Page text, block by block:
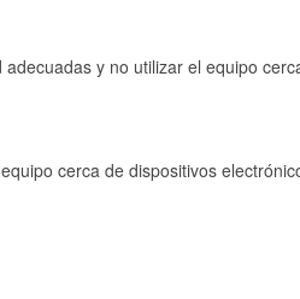
y no utilizar el equipo
cerca de dispositivos